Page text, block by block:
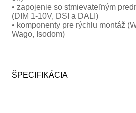
• zapojenie so stmievateľným
(DIM 1-10V, DSI a DALI)
• komponenty pre rýchlu montáž
Wago, Isodom)
ŠPECIFIKÁCIA